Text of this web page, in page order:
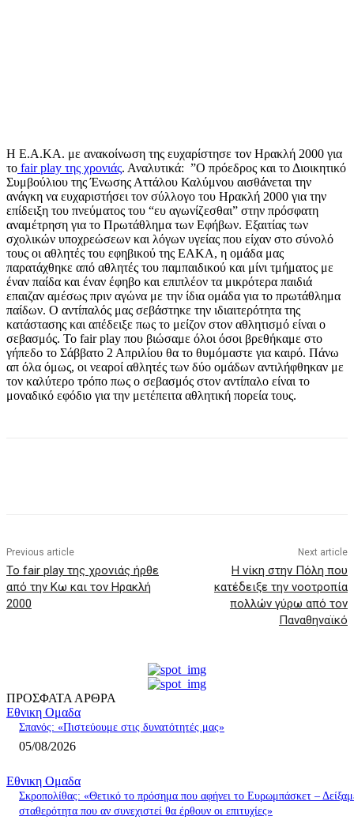
Η Ε.Α.ΚΑ. με ανακοίνωση της ευχαρίστησε τον Ηρακλή 2000 για
το fair play της χρονιάς. Αναλυτικά: ”Ο πρόεδρος και το Διοικητικό
Συμβούλιου της Ένωσης Αττάλου Καλύμνου αισθάνεται την
ανάγκη να ευχαριστήσει τον σύλλογο του Ηρακλή 2000 για την
επίδειξη του πνεύματος του “ευ αγωνίζεσθαι” στην πρόσφατη
αναμέτρηση για το Πρωτάθλημα των Εφήβων. Εξαιτίας των
σχολικών υποχρεώσεων και λόγων υγείας που είχαν στο σύνολό
τους οι αθλητές του εφηβικού της ΕΑΚΑ, η ομάδα μας
παρατάχθηκε από αθλητές του παμπαιδικού και μίνι τμήματος με
έναν παίδα και έναν έφηβο και επιπλέον τα μικρότερα παιδιά
επαιζαν αμέσως πριν αγώνα με την ίδια ομάδα για το πρωτάθλημα
παίδων. Ο αντίπαλός μας σεβάστηκε την ιδιαιτερότητα της
κατάστασης και απέδειξε πως το μείζον στον αθλητισμό είναι ο
σεβασμός. Το fair play που βιώσαμε όλοι όσοι βρεθήκαμε στο
γήπεδο το Σάββατο 2 Απριλίου θα το θυμόμαστε για καιρό. Πάνω
απ όλα όμως, οι νεαροί αθλητές των δύο ομάδων αντιλήφθηκαν με
τον καλύτερο τρόπο πως ο σεβασμός στον αντίπαλο είναι το
μοναδικό εφόδιο για την μετέπειτα αθλητική πορεία τους.
Previous article
Το fair play της χρονιάς ήρθε
από την Κω και τον Ηρακλή
2000
Next article
Η νίκη στην Πόλη που
κατέδειξε την νοοτροπία
πολλών γύρω από τον
Παναθηναϊκό
ΠΡΟΣΦΑΤΑ ΑΡΘΡΑ
Εθνικη Ομαδα
Σπανός: «Πιστεύουμε στις δυνατότητές μας»
05/08/2026
Εθνικη Ομαδα
Σκροπολίθας: «Θετικό το πρόσημα που αφήνει το Ευρωμπάσκετ –
σταθερότητα που αν συνεχιστεί θα έρθουν οι επιτυχίες»